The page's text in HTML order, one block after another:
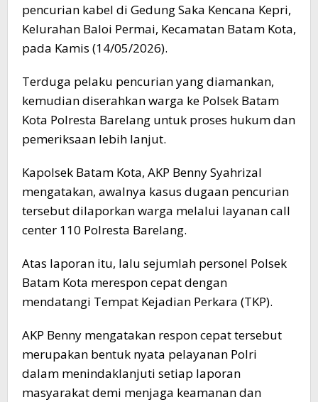
pencurian kabel di Gedung Saka Kencana Kepri,
Kelurahan Baloi Permai, Kecamatan Batam Kota,
pada Kamis (14/05/2026).
Terduga pelaku pencurian yang diamankan,
kemudian diserahkan warga ke Polsek Batam
Kota Polresta Barelang untuk proses hukum dan
pemeriksaan lebih lanjut.
Kapolsek Batam Kota, AKP Benny Syahrizal
mengatakan, awalnya kasus dugaan pencurian
tersebut dilaporkan warga melalui layanan call
center 110 Polresta Barelang.
Atas laporan itu, lalu sejumlah personel Polsek
Batam Kota merespon cepat dengan
mendatangi Tempat Kejadian Perkara (TKP).
AKP Benny mengatakan respon cepat tersebut
merupakan bentuk nyata pelayanan Polri
dalam menindaklanjuti setiap laporan
masyarakat demi menjaga keamanan dan